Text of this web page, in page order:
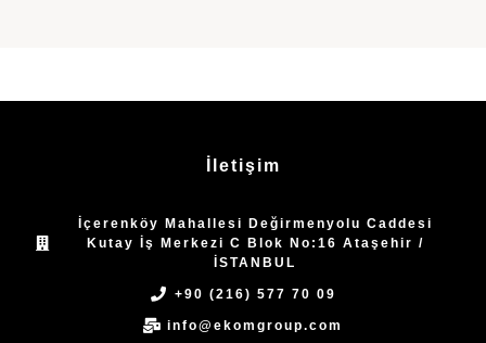
İletişim
İçerenköy Mahallesi Değirmenyolu Caddesi
Kutay İş Merkezi C Blok No:16 Ataşehir /
İSTANBUL
+90 (216) 577 70 09
info@ekomgroup.com